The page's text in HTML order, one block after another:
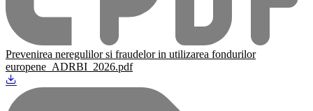
Prevenirea neregulilor si fraudelor in utilizarea fondurilor
europene_ADRBI_2026.pdf